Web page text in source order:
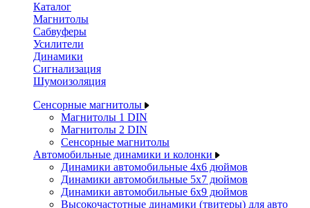
Каталог
Магнитолы
Сабвуферы
Усилители
Динамики
Сигнализация
Шумоизоляция
Сенсорные магнитолы
Магнитолы 1 DIN
Магнитолы 2 DIN
Сенсорные магнитолы
Автомобильные динамики и колонки
Динамики автомобильные 4x6 дюймов
Динамики автомобильные 5x7 дюймов
Динамики автомобильные 6x9 дюймов
Высокочастотные динамики (твитеры) для авто